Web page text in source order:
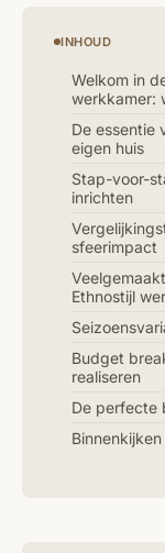
INHOUD
Welkom in
werkkamer:
De essentie
eigen huis
Stap-voor-
inrichten
sfeerimpact
Ethnostijl
Budget
realiseren
De perfecte
Binnenkijken